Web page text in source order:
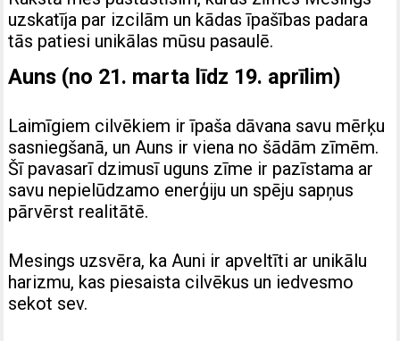
uzskatīja par izcilām un kādas īpašības padara
tās patiesi unikālas mūsu pasaulē.
Auns (no 21. marta līdz 19. aprīlim)
Laimīgiem cilvēkiem ir īpaša dāvana savu mērķu
sasniegšanā, un Auns ir viena no šādām zīmēm.
Šī pavasarī dzimusī uguns zīme ir pazīstama ar
savu nepielūdzamo enerģiju un spēju sapņus
pārvērst realitātē.
Mesings uzsvēra, ka Auni ir apveltīti ar unikālu
harizmu, kas piesaista cilvēkus un iedvesmo
sekot sev.